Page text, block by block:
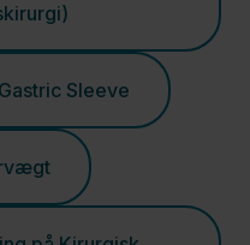
Gastric Sleeve